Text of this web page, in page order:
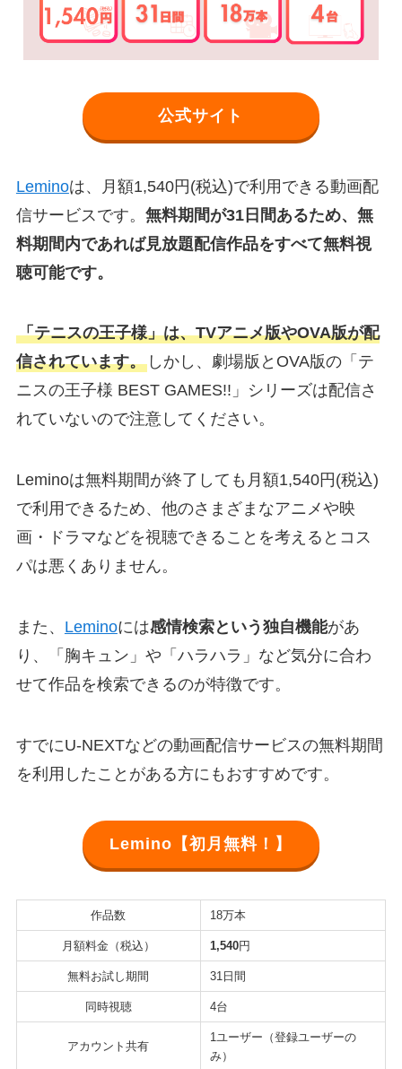
公式サイト
Leminoは、月額1,540円(税込)で利用できる動画配
信サービスです。 無料期間が31日間あるため、無
料期間内であれば見放題配信作品をすべて無料視
聴可能です。
「テニスの王子様」は、TVアニメ版やOVA版が配
信されています。しかし、劇場版とOVA版の「テ
ニスの王子様 BEST GAMES!!」シリーズは配信さ
れていないので注意してください。
Leminoは無料期間が終了しても月額1,540円(税込)
で利用できるため、他のさまざまなアニメや映
画・ドラマなどを視聴できることを考えるとコス
パは悪くありません。
また、 Leminoには感情検索という独自機能があ
り、「胸キュン」や「ハラハラ」など気分に合わ
せて作品を検索できるのが特徴です。
すでにU-NEXTなどの動画配信サービスの無料期間
を利用したことがある方にもおすすめです。
Lemino【初月無料！】
作品数 18万本
月額料金（税込） 1,540円
無料お試し期間 31日間
同時視聴 4台
アカウント共有
1ユーザー（登録ユーザーの
み）